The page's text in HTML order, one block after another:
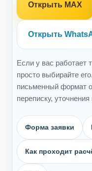
Открыть MAX
Открыть
Если у вас работает
просто выбирайте
письменный формат
переписку,
Форма заявки
Как проходит